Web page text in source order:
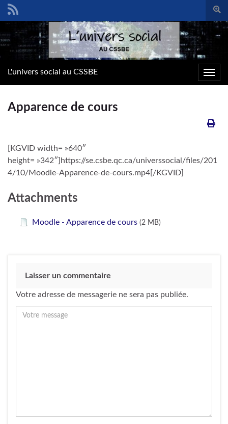
form
Search for:
L'univers social au CSSBE
Apparence de cours
[KGVID width= »640″
height= »342″]https://se.csbe.qc.ca/universsocial/files/201
4/10/Moodle-Apparence-de-cours.mp4[/KGVID]
Attachments
Moodle - Apparence de cours (2 MB)
Laisser un commentaire
Votre adresse de messagerie ne sera pas publiée.